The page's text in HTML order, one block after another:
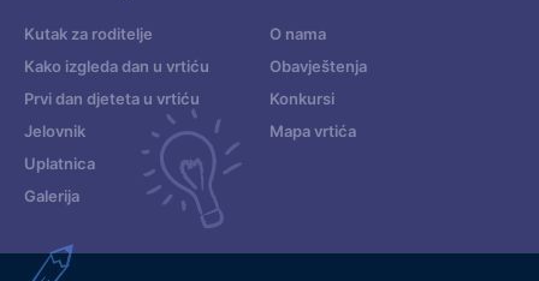
Kutak za roditelje
Kako izgleda dan u vrtiću
Prvi dan djeteta u vrtiću
Jelovnik
Uplatnica
Galerija
O nama
Obavještenja
Konkursi
Mapa vrtića